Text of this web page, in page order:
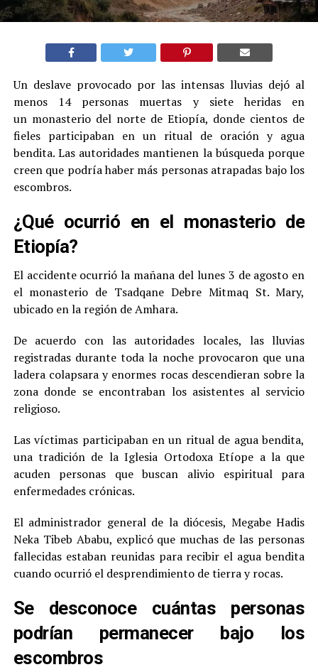
Un deslave provocado por las intensas lluvias dejó al
menos 14 personas muertas y siete heridas en
un monasterio del norte de Etiopía, donde cientos de
fieles participaban en un ritual de oración y agua
bendita. Las autoridades mantienen la búsqueda porque
creen que podría haber más personas atrapadas bajo los
escombros.
¿Qué ocurrió en el monasterio de
Etiopía?
El accidente ocurrió la mañana del lunes 3 de agosto en
el monasterio de Tsadqane Debre Mitmaq St. Mary,
ubicado en la región de Amhara.
De acuerdo con las autoridades locales, las lluvias
registradas durante toda la noche provocaron que una
ladera colapsara y enormes rocas descendieran sobre la
zona donde se encontraban los asistentes al servicio
religioso.
Las víctimas participaban en un ritual de agua bendita,
una tradición de la Iglesia Ortodoxa Etíope a la que
acuden personas que buscan alivio espiritual para
enfermedades crónicas.
El administrador general de la diócesis, Megabe Hadis
Neka Tibeb Ababu, explicó que muchas de las personas
fallecidas estaban reunidas para recibir el agua bendita
cuando ocurrió el desprendimiento de tierra y rocas.
Se desconoce cuántas personas
podrían permanecer bajo los
escombros